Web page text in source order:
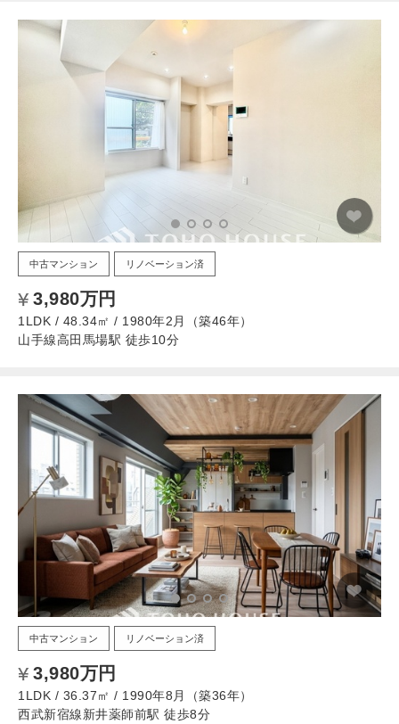
中古マンション リノベーション済
3,980万円
1LDK / 48.34㎡ / 1980年2月（築46年）
山手線高田馬場駅 徒歩10分
中古マンション リノベーション済
3,980万円
1LDK / 36.37㎡ / 1990年8月（築36年）
西武新宿線新井薬師前駅 徒歩8分